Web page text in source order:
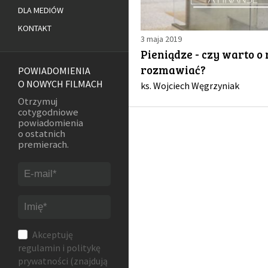
3 maja 2019
Pieniądze - czy warto o
rozmawiać?
ks. Wojciech Węgrzyniak
DLA MEDIÓW
KONTAKT
POWIADOMIENIA
O NOWYCH FILMACH
Otrzymuj
cotygodniowe
powiadomienia
o ostatnich
premierach.
Akceptuję
regulamin i politykę
prywatności (znajdują